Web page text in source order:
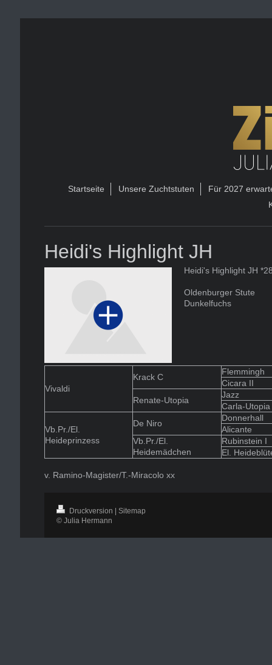
Startseite Unsere Zuchtstuten
Für 2027
Heidi's Highlight JH
Heidi's Highlight JH
Oldenburger Stute
Dunkelfuchs
Vivaldi
Krack C
Flemmingh
Cicara II
Renate-Utopia
Jazz
Carla-Utopia
Vb.Pr./El.
Heideprinzess
De Niro
Donnerhall
Alicante
Vb.Pr./El.
Heidemädchen
Rubinstein I
El.
v. Ramino-Magister/T.-Miracolo xx
Druckversion
Sitemap
© Julia Hermann